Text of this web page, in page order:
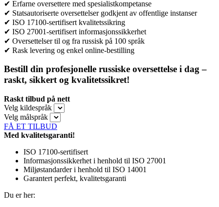
✔ Erfarne oversettere med spesialistkompetanse
✔ Statsautoriserte oversettelser godkjent av offentlige instanser
✔ ISO 17100-sertifisert kvalitetssikring
✔ ISO 27001-sertifisert informasjonssikkerhet
✔ Oversettelser til og fra russisk på 100 språk
✔ Rask levering og enkel online-bestilling
Bestill din profesjonelle russiske oversettelse i dag –
raskt, sikkert og kvalitetssikret!
Raskt tilbud på nett
Velg kildespråk
Velg målspråk
FÅ ET TILBUD
Med kvalitetsgaranti!
ISO 17100-sertifisert
Informasjonssikkerhet i henhold til ISO 27001
Miljøstandarder i henhold til ISO 14001
Garantert perfekt, kvalitetsgaranti
Du er her: